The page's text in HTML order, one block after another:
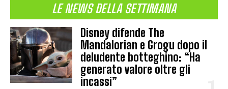
LE NEWS DELLA SETTIMANA
Disney difende The
Mandalorian e Grogu dopo il
deludente botteghino: “Ha
generato valore oltre gli
incassi”